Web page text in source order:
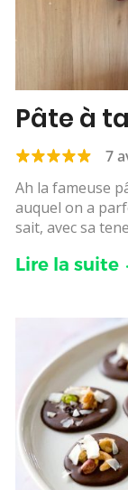
Pâte à
7
Ah la fameuse
auquel on a
sait, avec sa
Lire la suite